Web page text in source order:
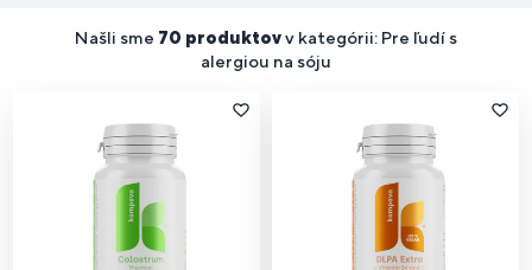
Našli sme 70 produktovv kategórii: Pre ľudí s
alergiou na sóju